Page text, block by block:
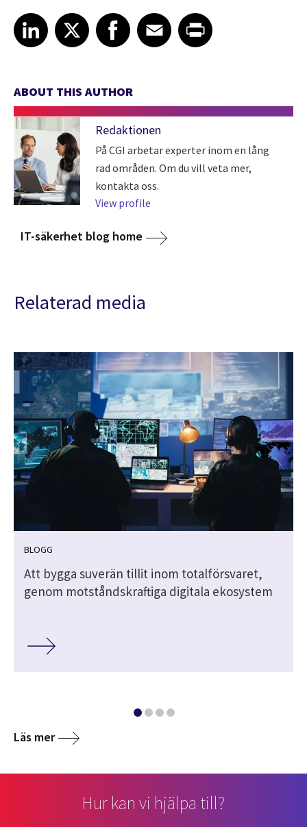
Share article on LinkedIn
LinkedIn
Share article on XShare article on Facebook
Facebook
Share article on Email
EmailShare article on Print
ABOUT THIS AUTHOR
Redaktionen
På CGI arbetar experter inom en lång
rad områden. Om du vill veta mer,
kontakta oss.
View profile
IT-säkerhet blog home
Relaterad media
BLOGG
Att bygga suverän tillit inom totalförsvaret,
genom motståndskraftiga digitala ekosystem
Läs mer
Hur kan vi hjälpa till?